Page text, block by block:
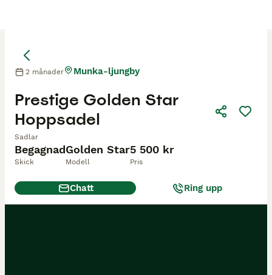
Begagnad
Skick
Golden Star
Modell
5 500 kr
Pris
Prestige Golden Star
Hoppsadel
Sadlar
2 månader Munka-ljungby
Chatt Ring upp